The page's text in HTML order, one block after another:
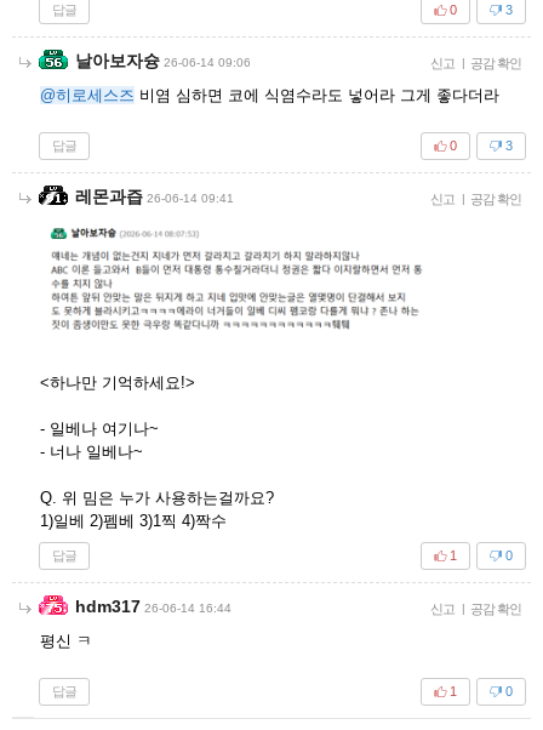
답글 3
0
날아보자슝 26-06-14 09:06 신고 | 공감 확인
@히로세스즈 비염 심하면 코에 식염수라도 넣어라 그게 좋다더라
답글 3
0
레몬과즙 26-06-14 09:41 신고 | 공감 확인
<하나만 기억하세요!>
- 일베나 여기나~
- 너나 일베나~
Q. 위 밈은 누가 사용하는걸까요?
1)일베 2)펨베 3)1찍 4)짝수
답글 0
1
hdm317 26-06-14 16:44 신고 | 공감 확인
평신 ㅋ
답글 0
1